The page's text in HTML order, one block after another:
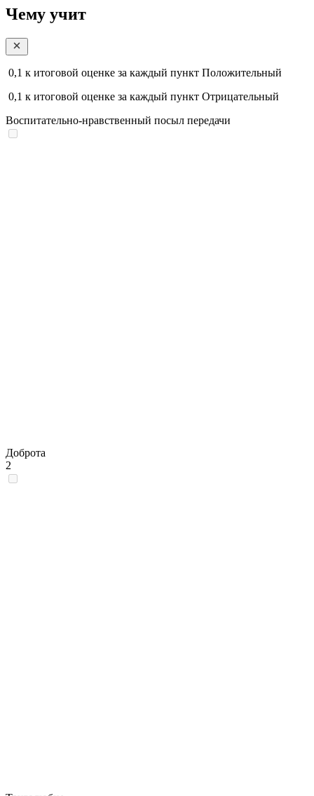
Чему учит
0,1 к итоговой оценке за каждый пункт Положительный
0,1 к итоговой оценке за каждый пункт Отрицательный
Воспитательно-нравственный посыл передачи
Доброта
2